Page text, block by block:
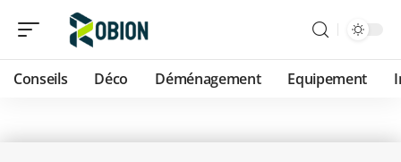
Conseils Déco Déménagement Equipement